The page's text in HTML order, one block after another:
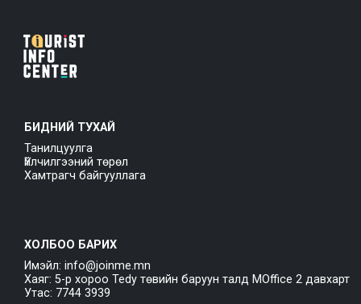
БИДНИЙ ТУХАЙ
Танилцуулга
Үйлчилгээний төрөл
Хамтрагч байгууллага
ХОЛБОО БАРИХ
Имэйл: info@joinme.mn
Хаяг: 5-р хороо Tedy төвийн баруун талд MOffice 2 давхарт
Утас: 7744 3939